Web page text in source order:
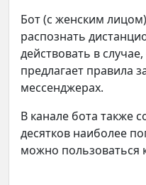
Бот (с женским
распознать
действовать в
предлагает правила
мессенджерах.
В канале бота также
десятков наиболее
можно пользоваться